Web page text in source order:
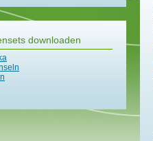
downloaden